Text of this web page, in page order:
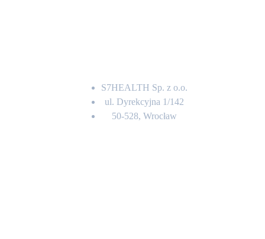
S7HEALTH Sp. z o.o.
ul. Dyrekcyjna 1/142
50-528, Wrocław